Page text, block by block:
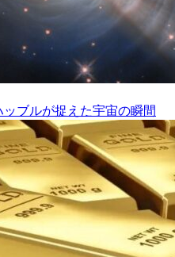
ブルが捉えた宇宙の瞬間